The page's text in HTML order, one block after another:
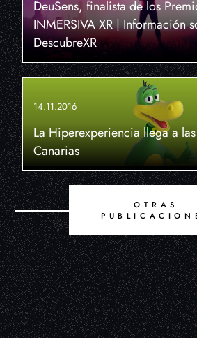
DeuSens, finalista de los
INMERSIVA XR | Información
DescubreXR
14.11.2016
La Hiperexperiencia llega a
Canarias
OTRAS